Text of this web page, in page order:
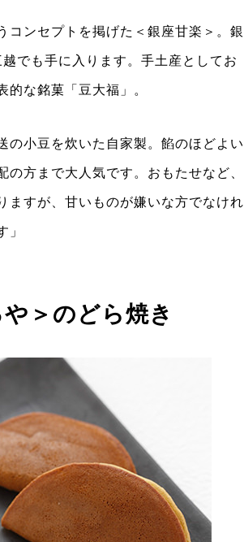
コンセプトを掲げた＜銀座甘楽＞。銀
でも手に入ります。手土産としてお
な銘菓「豆大福」。
の小豆を炊いた自家製。餡のほどよい
方まで大人気です。おもたせなど、
ますが、甘いものが嫌いな方でなけれ
」
＞のどら焼き